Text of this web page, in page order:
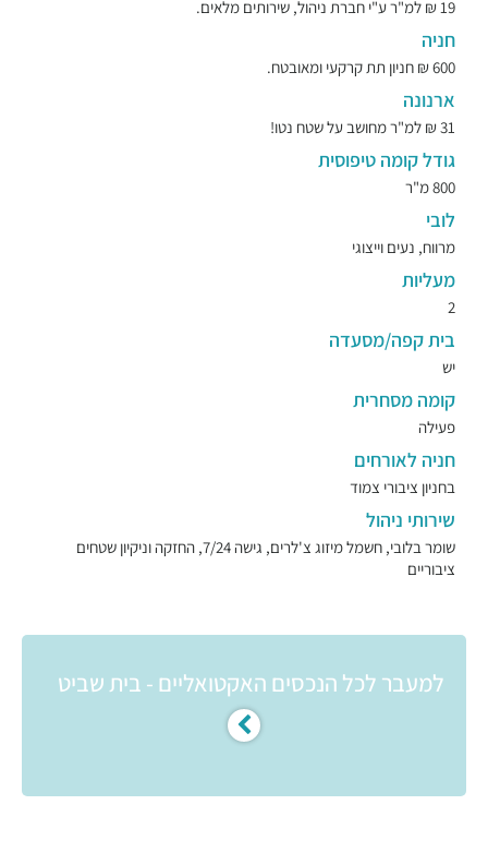
19 ₪ למ"ר ע"י חברת ניהול, שירותים מלאים.
חניה
600 ₪ חניון תת קרקעי ומאובטח.
ארנונה
31 ₪ למ"ר מחושב על שטח נטו!
גודל קומה טיפוסית
800 מ"ר
לובי
מרווח, נעים וייצוגי
מעליות
2
בית קפה/מסעדה
יש
קומה מסחרית
פעילה
חניה לאורחים
בחניון ציבורי צמוד
שירותי ניהול
שומר בלובי, חשמל מיזוג צ'לרים, גישה 7/24, החזקה וניקיון שטחים
ציבוריים
למעבר לכל הנכסים האקטואליים - בית שביט